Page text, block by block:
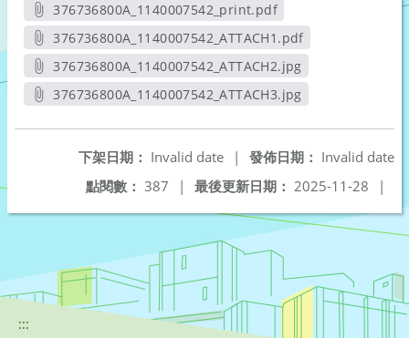
376736800A_1140007542_print.pdf
另開新視窗
376736800A_1140007542_ATTACH1.pdf
另開新視窗
376736800A_1140007542_ATTACH2.jpg
另開新視窗
376736800A_1140007542_ATTACH3.jpg
發佈日期： Invalid date
下架日期： Invalid date
|
最後更新日期： 2025-11-28 |
點閱數： 387 |
:::